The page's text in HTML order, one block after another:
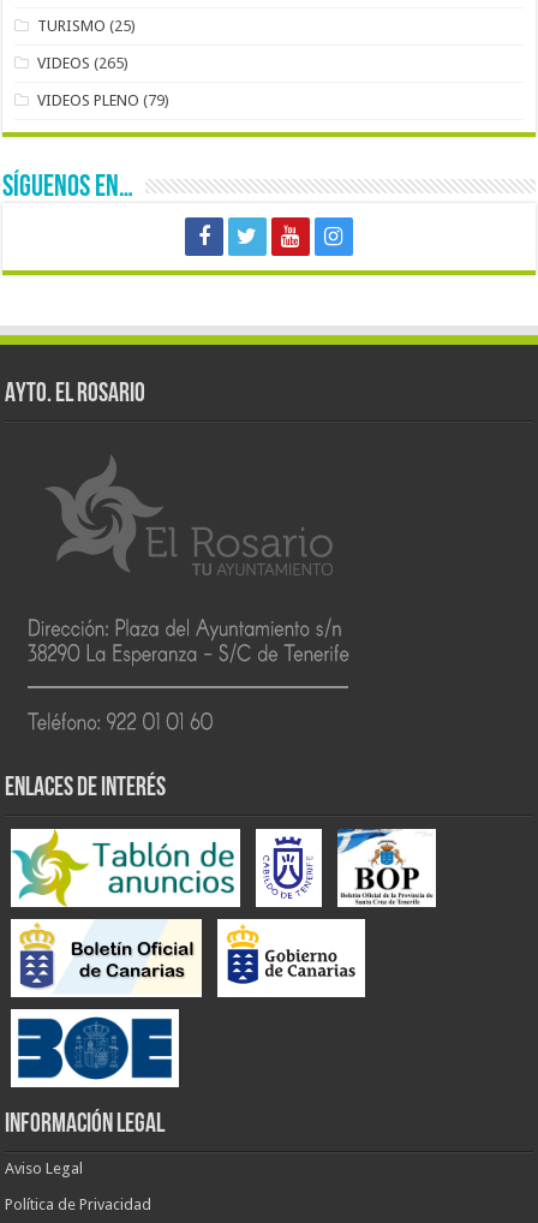
TURISMO (25)
VIDEOS (265)
VIDEOS PLENO (79)
SÍGUENOS EN…
AYTO. EL ROSARIO
ENLACES DE INTERÉS
INFORMACIÓN LEGAL
Aviso Legal
Política de Privacidad